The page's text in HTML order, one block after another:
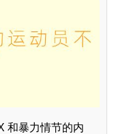
和暴力情节的内